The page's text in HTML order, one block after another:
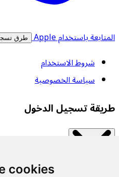
cookies
المتابعة باستخدام Apple طرق
شروط الاستخدام
سياسة الخصوصية
طريقة تسجيل الدخول